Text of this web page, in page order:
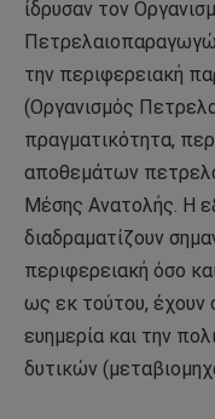
ίδρυσαν τον
την περιφερειακή
(Οργανισμός
πραγματικότητα,
αποθεμάτων
Μέσης Ανατολής. Η
διαδραματίζουν
περιφερειακή όσο
ως εκ τούτου, έχουν
ευημερία και την
δυτικών